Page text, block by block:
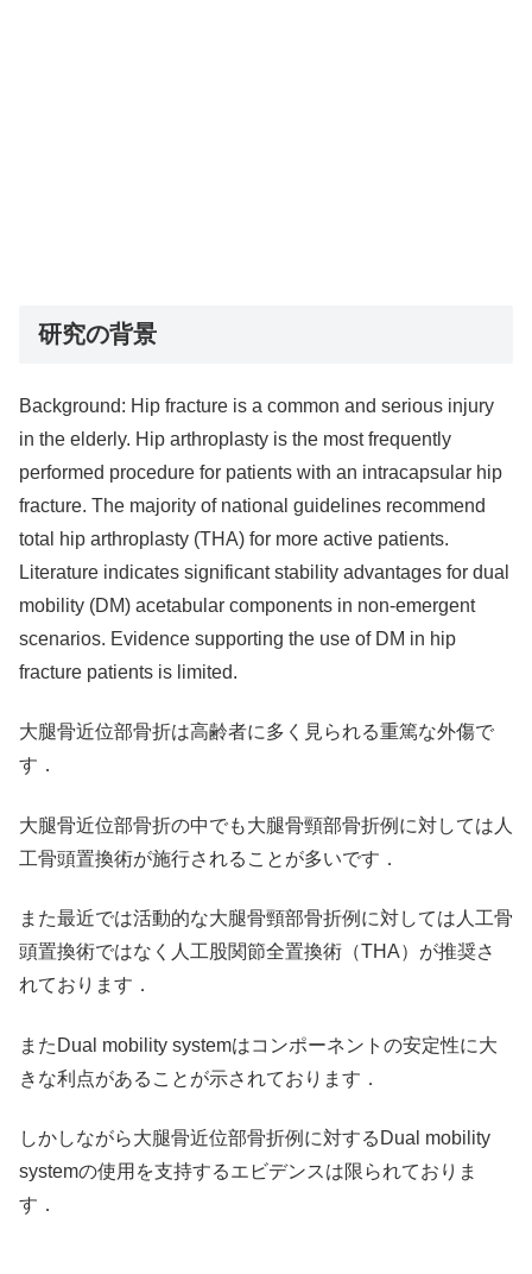
研究の背景
Background: Hip fracture is a common and serious injury
in the elderly. Hip arthroplasty is the most frequently
performed procedure for patients with an intracapsular hip
fracture. The majority of national guidelines recommend
total hip arthroplasty (THA) for more active patients.
Literature indicates significant stability advantages for dual
mobility (DM) acetabular components in non-emergent
scenarios. Evidence supporting the use of DM in hip
fracture patients is limited.
大腿骨近位部骨折は高齢者に多く見られる重篤な外傷で
す．
大腿骨近位部骨折の中でも大腿骨頸部骨折例に対しては人
工骨頭置換術が施行されることが多いです．
また最近では活動的な大腿骨頸部骨折例に対しては人工骨
頭置換術ではなく人工股関節全置換術（THA）が推奨さ
れております．
またDual mobility systemはコンポーネントの安定性に大
きな利点があることが示されております．
しかしながら大腿骨近位部骨折例に対するDual mobility
systemの使用を支持するエビデンスは限られておりま
す．